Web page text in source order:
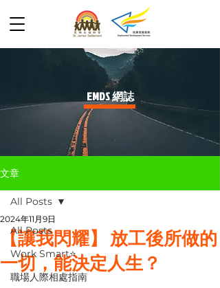
​EMDS 網誌
文章
All Posts
Work Smart⭐️
職場人際相處指南
All Posts
【讓我閃耀】 放工後所做的
一切，能決定人生？
2024年11月9日